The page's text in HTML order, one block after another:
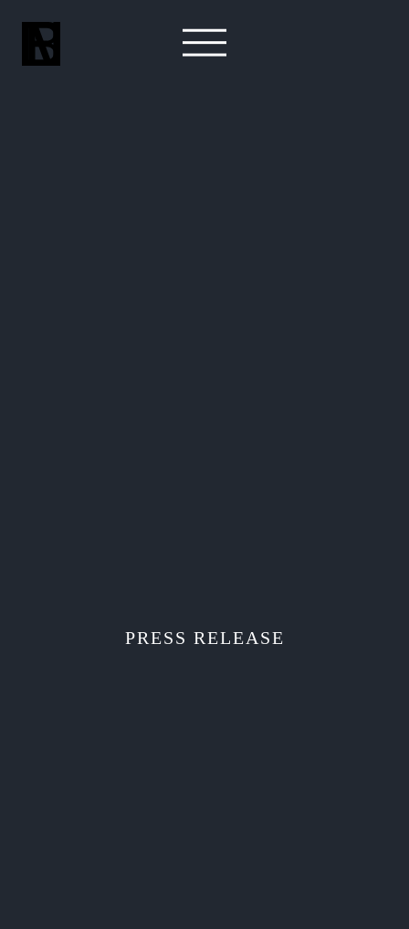
PRESS RELEASE